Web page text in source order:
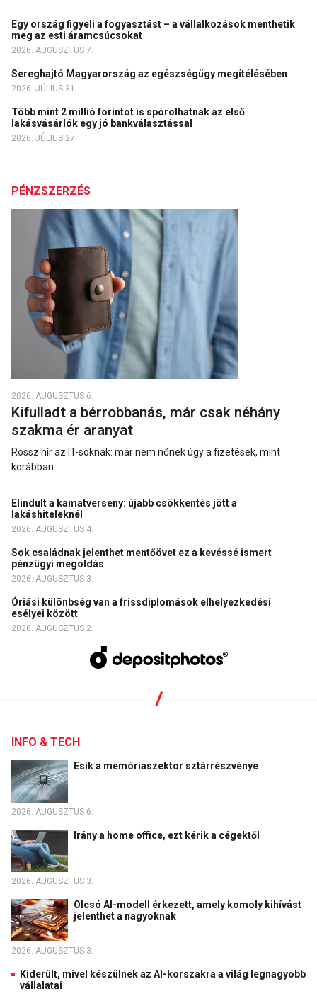
Egy ország figyeli a fogyasztást – a vállalkozások menthetik
meg az esti áramcsúcsokat
2026. AUGUSZTUS 7.
Sereghajtó Magyarország az egészségügy megítélésében
2026. JÚLIUS 31.
Több mint 2 millió forintot is spórolhatnak az első
lakásvásárlók egy jó bankválasztással
2026. JÚLIUS 27.
PÉNZSZERZÉS
2026. AUGUSZTUS 6.
Kifulladt a bérrobbanás, már csak néhány
szakma ér aranyat
Rossz hír az IT-soknak: már nem nőnek úgy a fizetések, mint
korábban.
Elindult a kamatverseny: újabb csökkentés jött a
lakáshiteleknél
2026. AUGUSZTUS 4.
Sok családnak jelenthet mentőövet ez a kevéssé ismert
pénzügyi megoldás
2026. AUGUSZTUS 3.
Óriási különbség van a frissdiplomások elhelyezkedési
esélyei között
2026. AUGUSZTUS 2.
INFO & TECH
Esik a memóriaszektor sztárrészvénye
2026. AUGUSZTUS 6.
Irány a home office, ezt kérik a cégektől
2026. AUGUSZTUS 3.
Olcsó AI-modell érkezett, amely komoly kihívást
jelenthet a nagyoknak
2026. AUGUSZTUS 3.
Kiderült, mivel készülnek az AI-korszakra a világ legnagyobb
vállalatai